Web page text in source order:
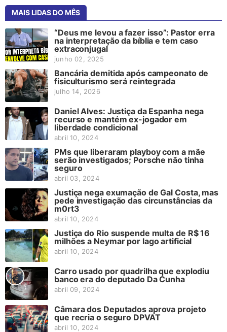
MAIS LIDAS DO MÊS
“Deus me levou a fazer isso”: Pastor erra
na interpretação da bíblia e tem caso
extraconjugal
junho 02, 2025
Bancária demitida após campeonato de
fisiculturismo será reintegrada
julho 14, 2026
Daniel Alves: Justiça da Espanha nega
recurso e mantém ex-jogador em
liberdade condicional
abril 10, 2024
PMs que liberaram playboy com a mãe
serão investigados; Porsche não tinha
seguro
abril 03, 2024
Justiça nega exumação de Gal Costa, mas
pede investigação das circunstâncias da
m0rt3
abril 10, 2024
Justiça do Rio suspende multa de R$ 16
milhões a Neymar por lago artificial
abril 10, 2024
Carro usado por quadrilha que explodiu
banco era do deputado Da Cunha
abril 09, 2024
Câmara dos Deputados aprova projeto
que recria o seguro DPVAT
abril 10, 2024